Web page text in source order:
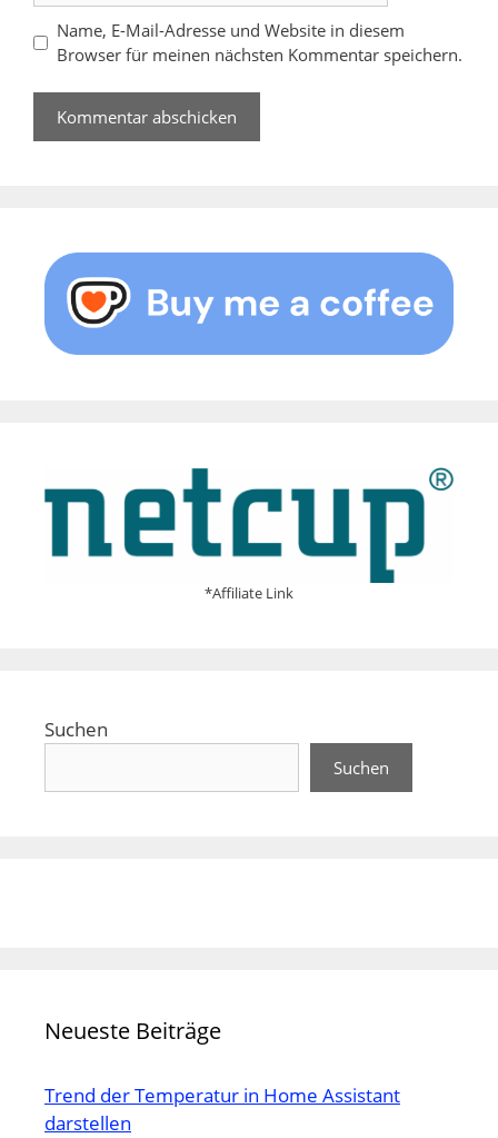
Name, E-Mail-Adresse und Website in diesem
Browser für meinen nächsten Kommentar speichern.
*Affiliate Link
Suchen
Suchen
Neueste Beiträge
Trend der Temperatur in Home Assistant
darstellen